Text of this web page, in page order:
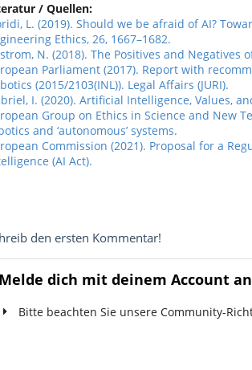
/ Quellen:
L. (2019). Should we be afraid of AI?
Ethics, 26, 1667–1682.
N. (2018). The Positives and Negatives
Parliament (2017). Report with
(2015/2103(INL)). Legal Affairs (JURI).
I. (2020). Artificial Intelligence, Values,
Group on Ethics in Science and New
and ‘autonomous’ systems.
Commission (2021). Proposal for a
(AI Act).
den ersten Kommentar!
Melde dich mit deinem Account
Bitte beachten Sie unsere Community-